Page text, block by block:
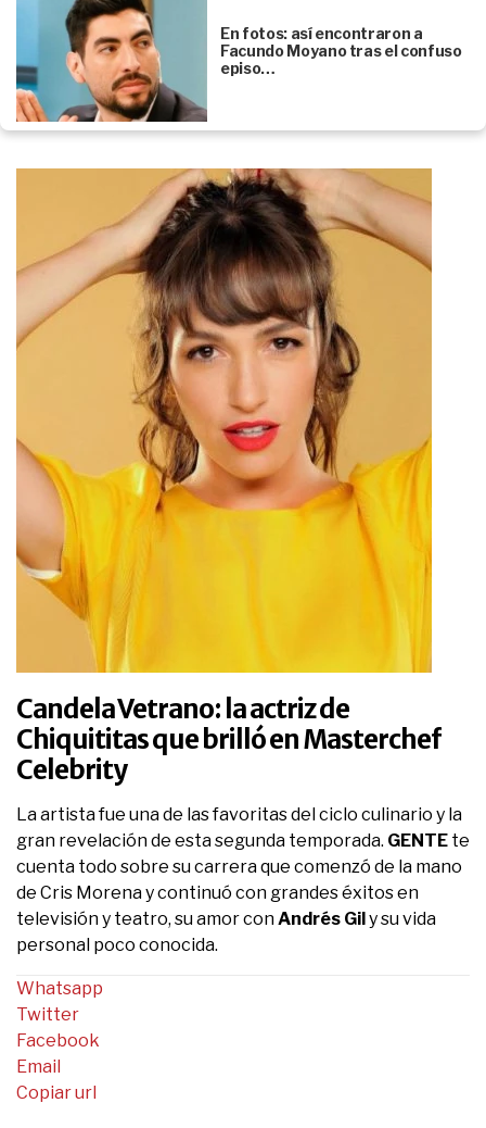
En fotos: así encontraron a
Facundo Moyano tras el confuso
episo…
Candela Vetrano: la actriz de
Chiquititas que brilló en Masterchef
Celebrity
La artista fue una de las favoritas del ciclo culinario y la
gran revelación de esta segunda temporada. GENTE te
cuenta todo sobre su carrera que comenzó de la mano
de Cris Morena y continuó con grandes éxitos en
televisión y teatro, su amor con Andrés Gily su vida
personal poco conocida.
Whatsapp
Twitter
Facebook
Email
Copiar url